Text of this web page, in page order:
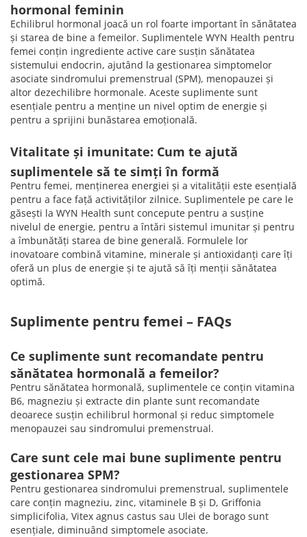
hormonal feminin
Echilibrul hormonal joacă un rol foarte important în sănătatea
și starea de bine a femeilor. Suplimentele WYN Health pentru
femei conțin ingrediente active care susțin sănătatea
sistemului endocrin, ajutând la gestionarea simptomelor
asociate sindromului premenstrual (SPM), menopauzei și
altor dezechilibre hormonale. Aceste suplimente sunt
esențiale pentru a menține un nivel optim de energie și
pentru a sprijini bunăstarea emoțională.
Vitalitate și imunitate: Cum te ajută
suplimentele să te simți în formă
Pentru femei, menținerea energiei și a vitalității este esențială
pentru a face față activităților zilnice. Suplimentele pe care le
găsești la WYN Health sunt concepute pentru a susține
nivelul de energie, pentru a întări sistemul imunitar și pentru
a îmbunătăți starea de bine generală. Formulele lor
inovatoare combină vitamine, minerale și antioxidanți care îți
oferă un plus de energie și te ajută să îți menții sănătatea
optimă.
Suplimente pentru femei – FAQs
Ce suplimente sunt recomandate pentru
sănătatea hormonală a femeilor?
Pentru sănătatea hormonală, suplimentele ce conțin vitamina
B6, magneziu și extracte din plante sunt recomandate
deoarece susțin echilibrul hormonal și reduc simptomele
menopauzei sau sindromului premenstrual.
Care sunt cele mai bune suplimente pentru
gestionarea SPM?
Pentru gestionarea sindromului premenstrual, suplimentele
care conțin magneziu, zinc, vitaminele B și D, Griffonia
simplicifolia, Vitex agnus castus sau Ulei de borago sunt
esențiale, diminuând simptomele asociate.